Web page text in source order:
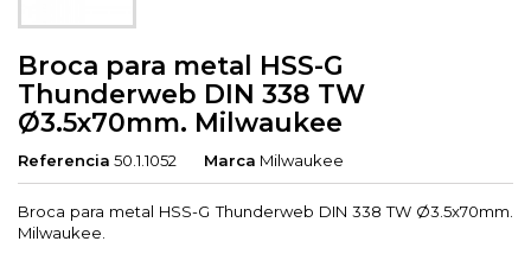
Broca para metal HSS-G
Thunderweb DIN 338 TW
Ø3.5x70mm. Milwaukee
Referencia 50.1.1052 Marca Milwaukee
Broca para metal HSS-G Thunderweb DIN 338 TW Ø3.5x70mm.
Milwaukee.